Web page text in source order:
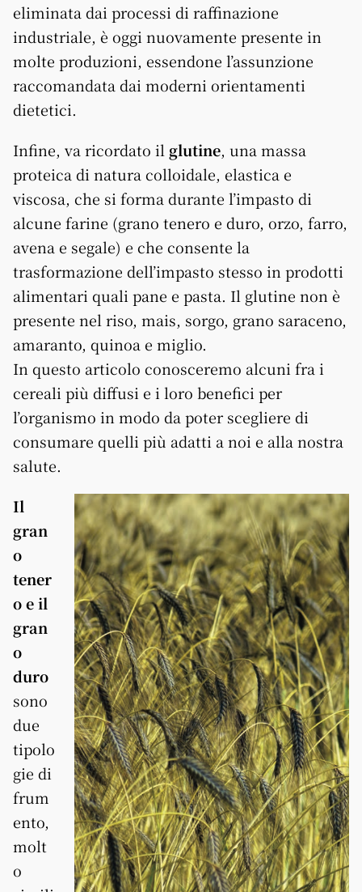
eliminata dai processi di raffinazione
industriale, è oggi nuovamente presente in
molte produzioni, essendone l’assunzione
raccomandata dai moderni orientamenti
dietetici.
Infine, va ricordato il glutine, una massa
proteica di natura colloidale, elastica e
viscosa, che si forma durante l’impasto di
alcune farine (grano tenero e duro, orzo, farro,
avena e segale) e che consente la
trasformazione dell’impasto stesso in prodotti
alimentari quali pane e pasta. Il glutine non è
presente nel riso, mais, sorgo, grano saraceno,
amaranto, quinoa e miglio.
In questo articolo conosceremo alcuni fra i
cereali più diffusi e i loro benefici per
l’organismo in modo da poter scegliere di
consumare quelli più adatti a noi e alla nostra
salute.
Il
gran
o
tener
o e il
gran
o
duro
sono
due
tipolo
gie di
frum
ento,
molt
o